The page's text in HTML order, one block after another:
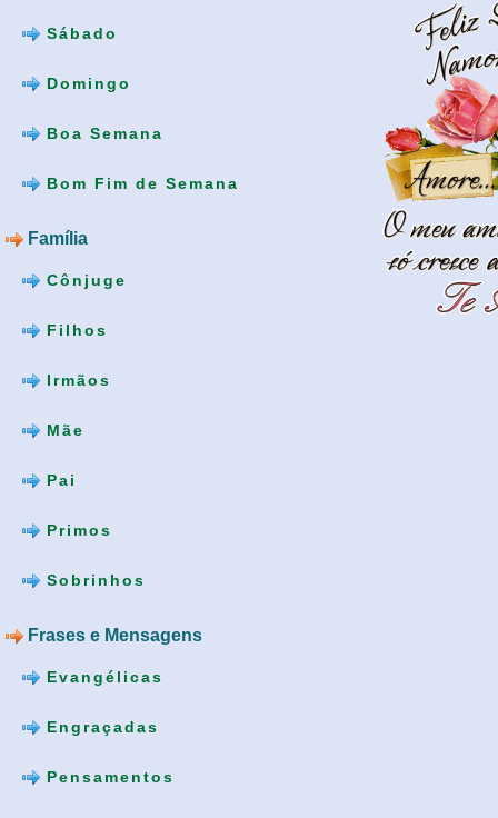
Sábado
Domingo
Boa Semana
Bom Fim de Semana
Família
Cônjuge
Filhos
Irmãos
Mãe
Pai
Primos
Sobrinhos
Frases e Mensagens
Evangélicas
Engraçadas
Pensamentos